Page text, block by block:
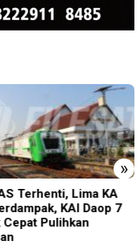
»
Terhenti, Lima KA
KAI Daop 7
Cepat Pulihkan